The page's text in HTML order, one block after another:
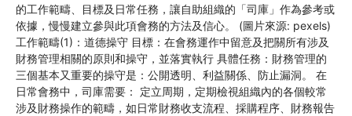
的工作範疇、目標及日常任務，讓自助組織的「司庫」作為參考或
依據，慢慢建立參與此項會務的方法及信心。 (圖片來源: pexels)
工作範疇(1)：道德操守 目標：在會務運作中留意及把關所有涉及
財務管理相關的原則和操守，並落實執行 具體任務：財務管理的
三個基本又重要的操守是：公開透明、利益關係、防止漏洞。 在
日常會務中，司庫需要： 定立周期，定期檢視組織內的各個較常
涉及財務操作的範疇，如日常財務收支流程、採購程序、財務報告